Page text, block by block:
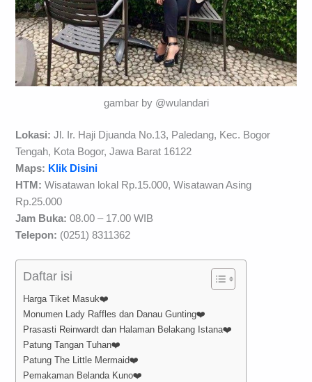
gambar by @wulandari
Lokasi:Jl. Ir. Haji Djuanda No.13, Paledang, Kec. Bogor
Tengah, Kota Bogor, Jawa Barat 16122
Maps: Klik Disini
HTM:Wisatawan lokal Rp.15.000, Wisatawan Asing
Rp.25.000
Jam Buka:08.00 – 17.00 WIB
Telepon: (0251) 8311362
Daftar isi
Harga Tiket Masuk❤️
Monumen Lady Raffles dan Danau Gunting❤️
Prasasti Reinwardt dan Halaman Belakang Istana❤️
Patung Tangan Tuhan❤️
Patung The Little Mermaid❤️
Pemakaman Belanda Kuno❤️